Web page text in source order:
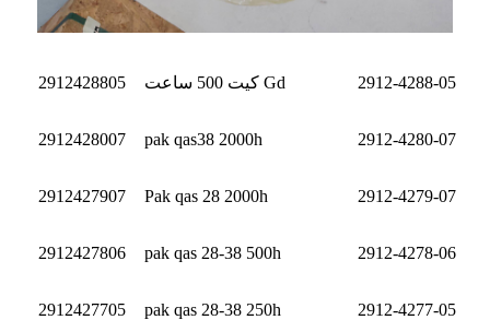
2912428805 کیت 500 ساعت Gd 2912-4288-05
2912428007 pak qas38 2000h 2912-4280-07
2912427907 Pak qas 28 2000h 2912-4279-07
2912427806 pak qas 28-38 500h 2912-4278-06
2912427705 pak qas 28-38 250h 2912-4277-05